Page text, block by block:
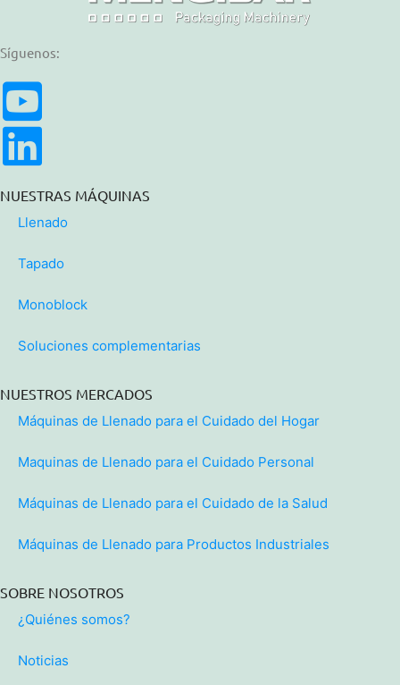
Síguenos:
NUESTRAS MÁQUINAS
Llenado
Tapado
Monoblock
Soluciones complementarias
NUESTROS MERCADOS
Máquinas de Llenado para el Cuidado del Hogar
Maquinas de Llenado para el Cuidado Personal
Máquinas de Llenado para el Cuidado de la Salud
Máquinas de Llenado para Productos Industriales
SOBRE NOSOTROS
¿Quiénes somos?
Noticias